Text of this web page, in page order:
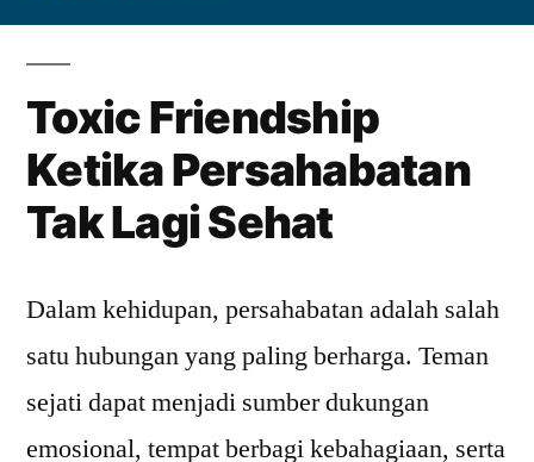
Persahabatan
Lagi
Sehat
Toxic Friendship
Ketika Persahabatan
Tak Lagi Sehat
Dalam kehidupan, persahabatan adalah salah
satu hubungan yang paling berharga. Teman
sejati dapat menjadi sumber dukungan
emosional, tempat berbagi kebahagiaan, serta